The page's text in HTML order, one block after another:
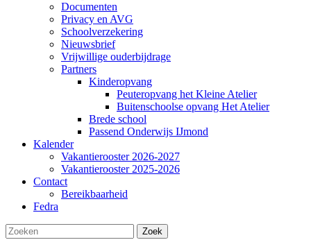
Documenten
Privacy en AVG
Schoolverzekering
Nieuwsbrief
Vrijwillige ouderbijdrage
Partners
Kinderopvang
Peuteropvang het Kleine Atelier
Buitenschoolse opvang Het Atelier
Brede school
Passend Onderwijs IJmond
Kalender
Vakantierooster 2026-2027
Vakantierooster 2025-2026
Contact
Bereikbaarheid
Fedra
Zoek